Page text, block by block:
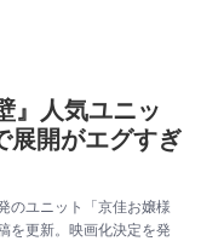
』人気ユニッ
展開がエグすぎ
のユニット「京佳お嬢様
を更新。映画化決定を発